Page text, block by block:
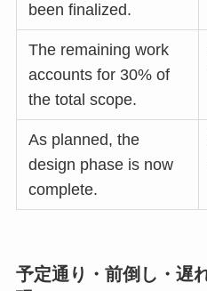
been finalized.
The remaining work
accounts for 30% of
the total scope.
As planned, the
design phase is now
complete.
予定通り・前倒し・遅